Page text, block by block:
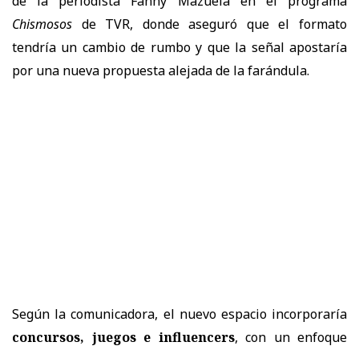
Chismosos de TVR, donde aseguró que el formato
tendría un cambio de rumbo y que la señal apostaría
por una nueva propuesta alejada de la farándula.
Según la comunicadora, el nuevo espacio incorporaría
concursos, juegos e influencers, con un enfoque